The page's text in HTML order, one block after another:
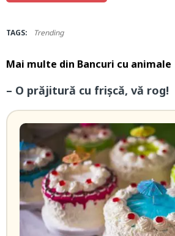
TAGS: Trending
Mai multe din Bancuri cu animale
– O prăjitură cu frişcă, vă rog!